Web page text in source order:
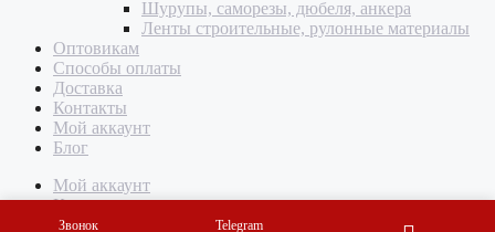
Звонок Telegram
Шурупы, саморезы, дюбеля, анкера
Ленты строительные, рулонные материалы
Оптовикам
Способы оплаты
Доставка
Контакты
Мой аккаунт
Блог
Мой аккаунт
Корзина